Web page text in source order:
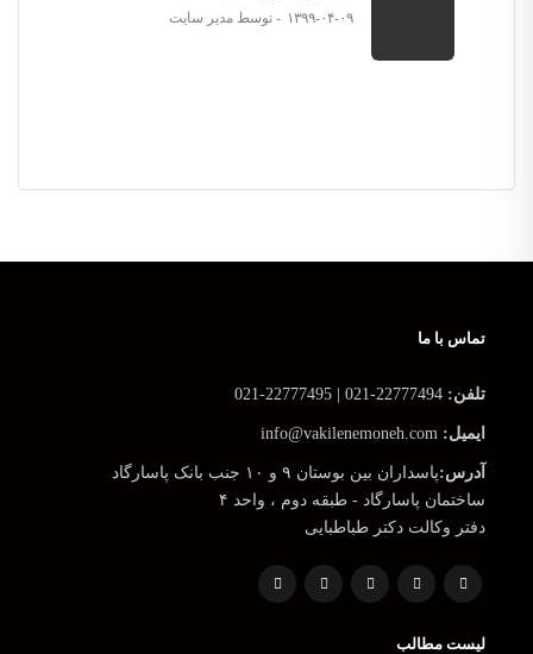
۱۳۹۹-۰۴-۰۹ توسط مدیر سایت
تماس با ما
تلفن:
ایمیل:
آدرس:پاسداران بین بوستان ۹ و ۱۰ جنب بانک پاسارگاد
ساختمان پاسارگاد - طبقه دوم ، واحد ۴
دفتر وکالت دکتر طباطبایی
لیست مطالب